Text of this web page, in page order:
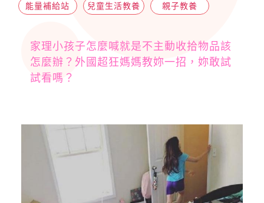
能量補給站 兒童生活教養 親子教養
家理小孩子怎麼喊就是不主動收拾物品該
怎麼辦？外國超狂媽媽教妳一招，妳敢試
試看嗎？